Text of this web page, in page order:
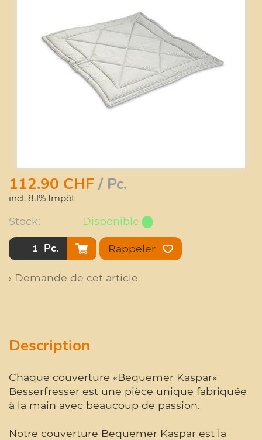
112.90 CHF/ Pc.
incl. 8.1% Impôt
Stock: Disponible
Pc. Rappeler
› Demande de cet article
Description
Chaque couverture «Bequemer Kaspar»
Besserfresser est une pièce unique fabriquée
à la main avec beaucoup de passion.
Notre couverture Bequemer Kaspar est la